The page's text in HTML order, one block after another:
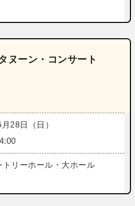
ヌーン・コンサート
28日（日）
トリーホール・大ホール